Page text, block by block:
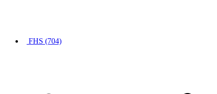
FHS (704)